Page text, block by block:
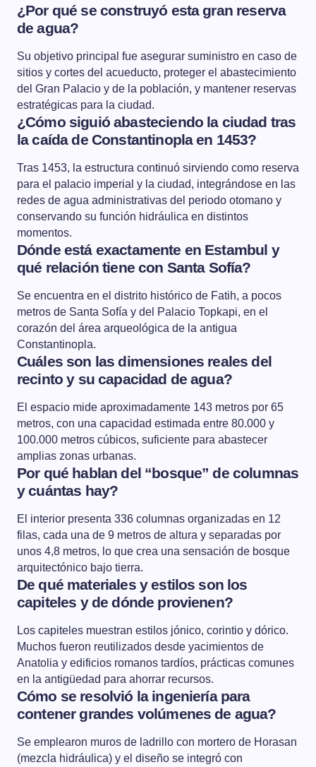
¿Por qué se construyó esta gran reserva
de agua?
Su objetivo principal fue asegurar suministro en caso de
sitios y cortes del acueducto, proteger el abastecimiento
del Gran Palacio y de la población, y mantener reservas
estratégicas para la ciudad.
¿Cómo siguió abasteciendo la ciudad tras
la caída de Constantinopla en 1453?
Tras 1453, la estructura continuó sirviendo como reserva
para el palacio imperial y la ciudad, integrándose en las
redes de agua administrativas del periodo otomano y
conservando su función hidráulica en distintos
momentos.
Dónde está exactamente en Estambul y
qué relación tiene con Santa Sofía?
Se encuentra en el distrito histórico de Fatih, a pocos
metros de Santa Sofía y del Palacio Topkapi, en el
corazón del área arqueológica de la antigua
Constantinopla.
Cuáles son las dimensiones reales del
recinto y su capacidad de agua?
El espacio mide aproximadamente 143 metros por 65
metros, con una capacidad estimada entre 80.000 y
100.000 metros cúbicos, suficiente para abastecer
amplias zonas urbanas.
Por qué hablan del “bosque” de columnas
y cuántas hay?
El interior presenta 336 columnas organizadas en 12
filas, cada una de 9 metros de altura y separadas por
unos 4,8 metros, lo que crea una sensación de bosque
arquitectónico bajo tierra.
De qué materiales y estilos son los
capiteles y de dónde provienen?
Los capiteles muestran estilos jónico, corintio y dórico.
Muchos fueron reutilizados desde yacimientos de
Anatolia y edificios romanos tardíos, prácticas comunes
en la antigüedad para ahorrar recursos.
Cómo se resolvió la ingeniería para
contener grandes volúmenes de agua?
Se emplearon muros de ladrillo con mortero de Horasan
(mezcla hidráulica) y el diseño se integró con